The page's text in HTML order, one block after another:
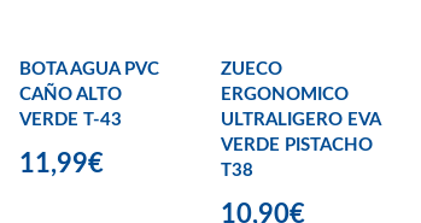
BOTA AGUA PVC
CAÑO ALTO
VERDE T-43
11,99€
ZUECO
ERGONOMICO
ULTRALIGERO EVA
VERDE PISTACHO
T38
10,90€